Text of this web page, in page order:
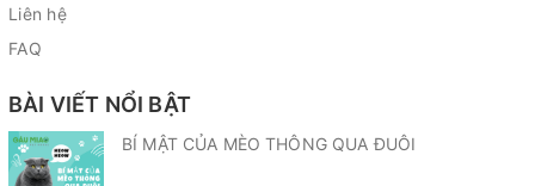
Liên hệ
FAQ
BÀI VIẾT NỔI BẬT
BÍ MẬT CỦA MÈO THÔNG QUA ĐUÔI